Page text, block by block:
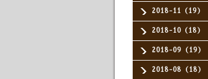
2018-11（19）
2018-10（18）
2018-09（19）
2018-08（18）